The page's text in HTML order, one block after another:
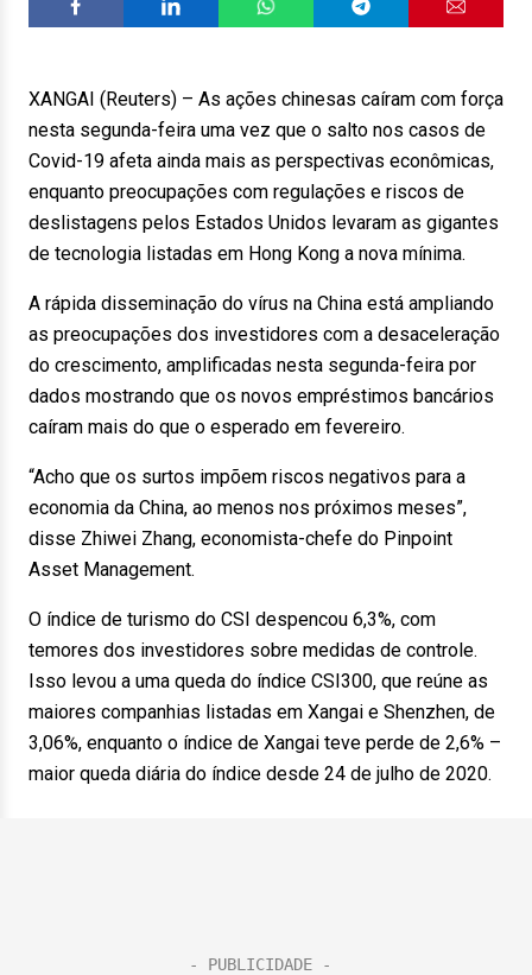
XANGAI (Reuters) – As ações chinesas caíram com força
nesta segunda-feira uma vez que o salto nos casos de
Covid-19 afeta ainda mais as perspectivas econômicas,
enquanto preocupações com regulações e riscos de
deslistagens pelos Estados Unidos levaram as gigantes
de tecnologia listadas em Hong Kong a nova mínima.
A rápida disseminação do vírus na China está ampliando
as preocupações dos investidores com a desaceleração
do crescimento, amplificadas nesta segunda-feira por
dados mostrando que os novos empréstimos bancários
caíram mais do que o esperado em fevereiro.
“Acho que os surtos impõem riscos negativos para a
economia da China, ao menos nos próximos meses”,
disse Zhiwei Zhang, economista-chefe do Pinpoint
Asset Management.
O índice de turismo do CSI despencou 6,3%, com
temores dos investidores sobre medidas de controle.
Isso levou a uma queda do índice CSI300, que reúne as
maiores companhias listadas em Xangai e Shenzhen, de
3,06%, enquanto o índice de Xangai teve perde de 2,6% –
maior queda diária do índice desde 24 de julho de 2020.